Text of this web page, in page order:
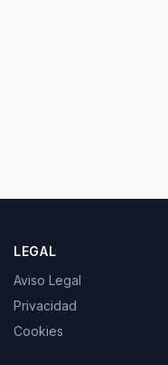
LEGAL
Aviso Legal
Privacidad
Cookies